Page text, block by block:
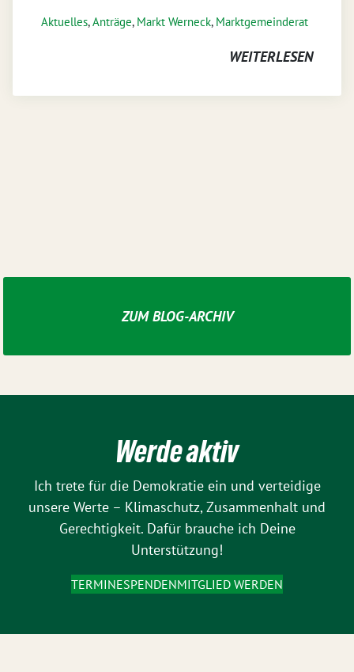
Aktuelles,Anträge, Markt Werneck, Markt­gemeinderat
WEITERLESEN
ZUM BLOG-ARCHIV
Werde aktiv
Ich trete für die Demokratie ein und verteidige
unsere Werte – Klimaschutz, Zusammenhalt und
Gerechtigkeit. Dafür brauche ich Deine
Unterstützung!
TERMINESPENDENMITGLIED WERDEN